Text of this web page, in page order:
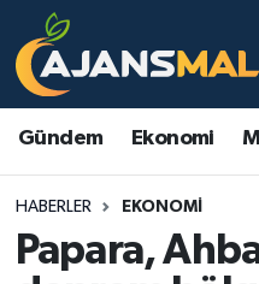
Gündem Ekonomi
HABERLER EKONOMI
Papara,
Asayiş
Eğitim
Ekonomi
Malatya Nöbetçi
Malatya Namaz
Malatya Trafik